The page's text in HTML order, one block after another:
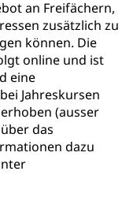
an Freifächern,
zusätzlich zu
können. Die
online und ist
eine
Jahreskursen
(ausser
das
dazu
Motorrad,
LU, OW, NW,
vif